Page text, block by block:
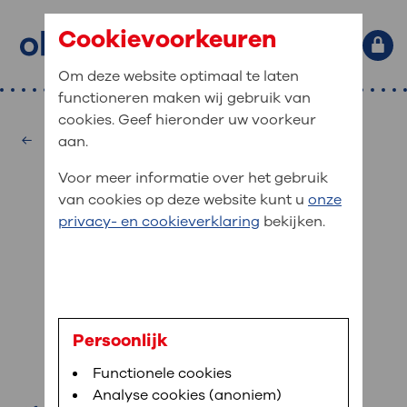
Primaire website navigatie
Home
Afdelingen
Medische informatie
Uw verblijf in OLVG
Werken bij OLVG
: waar bent u naar op zoek?
Veel gezocht: Bloedafname , MijnOLVG ,Digitalisering
MijnOLVG
gegevens inzien
MijnOLVG is het patiëntenportaal van OLVG. In
sneller helpen.
Direct naar MijnOLVG
Intensive Care
R.J. Bosman
intensivist
Cookievoorkeuren
Om deze website optimaal te laten
functioneren maken wij gebruik van
cookies. Geef hieronder uw voorkeur
aan.
Voor meer informatie over het gebruik
van cookies op deze website kunt u onze
privacy- en cookieverklaring bekijken.
Persoonlijk
Functionele cookies
Analyse cookies (anoniem)